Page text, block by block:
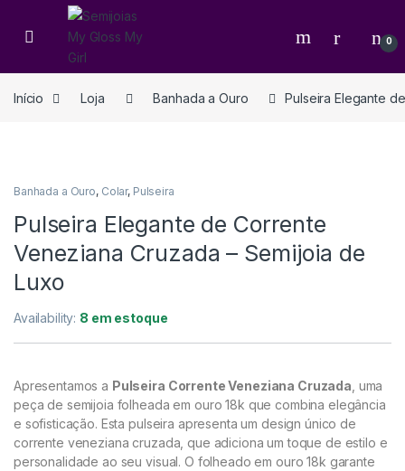
0
Início Loja Banhada a Ouro Pulseira Elegante
Banhada a Ouro, Colar, Pulseira
Pulseira Elegante de Corrente
Veneziana Cruzada – Semijoia de
Luxo
Availability: 8 em estoque
Apresentamos a Pulseira Corrente Veneziana Cruzada , uma
peça de semijoia folheada em ouro 18k que combina elegância
e sofisticação. Esta pulseira apresenta um design único de
corrente veneziana cruzada, que adiciona um toque de estilo e
personalidade ao seu visual. O folheado em ouro 18k garante